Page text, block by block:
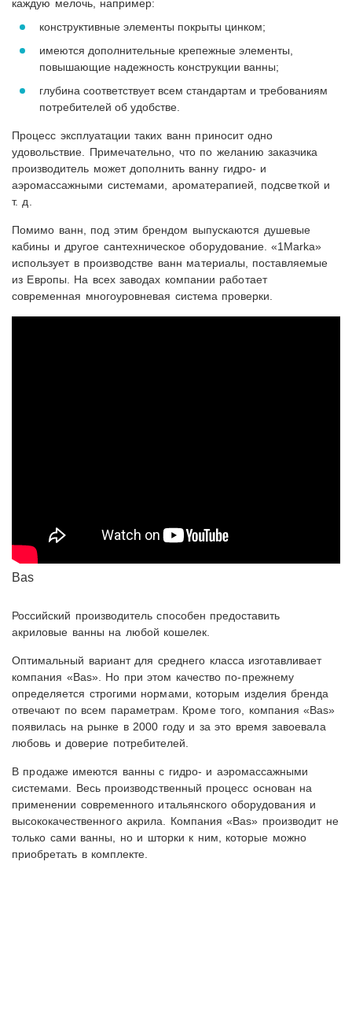
каждую мелочь, например:
конструктивные элементы покрыты цинком;
имеются дополнительные крепежные элементы,
повышающие надежность конструкции ванны;
глубина соответствует всем стандартам и требованиям
потребителей об удобстве.
Процесс эксплуатации таких ванн приносит одно
удовольствие. Примечательно, что по желанию заказчика
производитель может дополнить ванну гидро- и
аэромассажными системами, ароматерапией, подсветкой и
т. д.
Помимо ванн, под этим брендом выпускаются душевые
кабины и другое сантехническое оборудование. «1Marka»
использует в производстве ванн материалы, поставляемые
из Европы. На всех заводах компании работает
современная многоуровневая система проверки.
Bas
Российский производитель способен предоставить
акриловые ванны на любой кошелек.
Оптимальный вариант для среднего класса изготавливает
компания «Bas». Но при этом качество по-прежнему
определяется строгими нормами, которым изделия бренда
отвечают по всем параметрам. Кроме того, компания «Bas»
появилась на рынке в 2000 году и за это время завоевала
любовь и доверие потребителей.
В продаже имеются ванны с гидро- и аэромассажными
системами. Весь производственный процесс основан на
применении современного итальянского оборудования и
высококачественного акрила. Компания «Bas» производит не
только сами ванны, но и шторки к ним, которые можно
приобретать в комплекте.